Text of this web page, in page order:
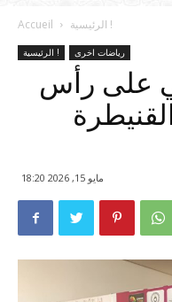
Accueil الرئيسية !
الرئيسية ! رياضات اخرى
على رأس
مايو 15, 2026 18:20